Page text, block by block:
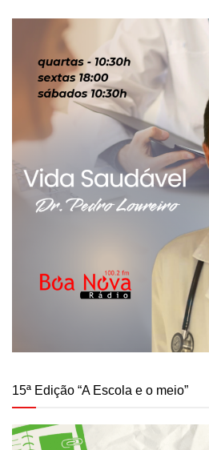
15ª Edição “A Escola e o meio”